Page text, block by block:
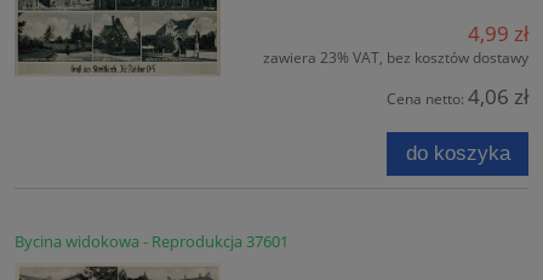
4,99 zł
zawiera 23% VAT, bez kosztów dostawy
Cena netto: 4,06 zł
do koszyka
Bycina widokowa - Reprodukcja 37601